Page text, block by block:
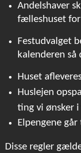
Andelshaver
fælleshuset
Festudvalget
kalenderen så
Huset
Huslejen
ting vi ønsker
Elpengene
Disse regler